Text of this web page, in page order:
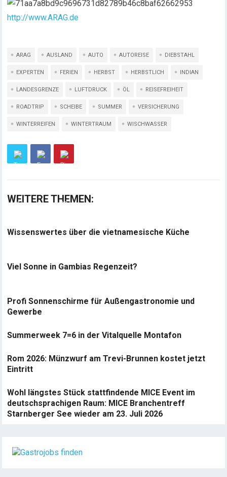
http://www.ARAG.de
ARAG AUSLAND AUTO AUTOREISE DIEBSTAHL
EXPERTEN FERIEN HERBST HERBSTLICH INDIAN
LANDESGRENZE LUFTDRUCK ÖL REISEFREIHEIT
ROADTRIP SCHEIBE SUMMER VERSICHERUNG
WINTERREIFEN WINTERTRAUM WISCHWASSER
WEITERE THEMEN:
Wissenswertes über die vietnamesische Küche
Viel Sonne in Gambias Regenzeit?
Profi Sonnenschirme für Außengastronomie und
Gewerbe
Summerweek 7=6 in der Vitalquelle Montafon
Rom 2026: Münzwurf am Trevi-Brunnen kostet jetzt
Eintritt
Wohl längstes Stück stattfindende MICE Event im
deutschsprachigen Raum: MICE Branchentreff
Starnberger See wieder am 23. Juli 2026